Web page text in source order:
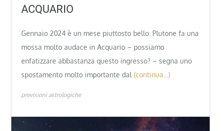
ACQUARIO
Gennaio 2024 è un mese piuttosto bello. Plutone fa una
mossa molto audace in Acquario – possiamo
enfatizzare abbastanza questo ingresso? – segna uno
spostamento molto importante dal (continua…)
previsioni astrologiche